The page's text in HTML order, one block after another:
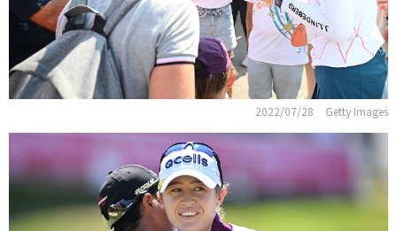
2022/07/28 Getty Images